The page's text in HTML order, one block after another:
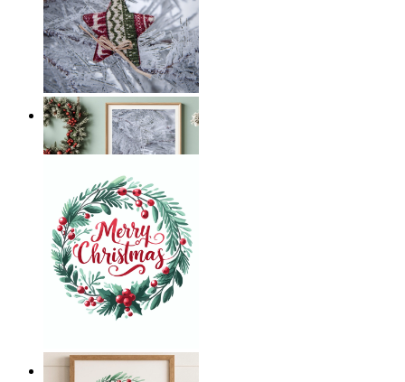
Frostig Stjärna
Från 149 kr
Julhälsning i krans